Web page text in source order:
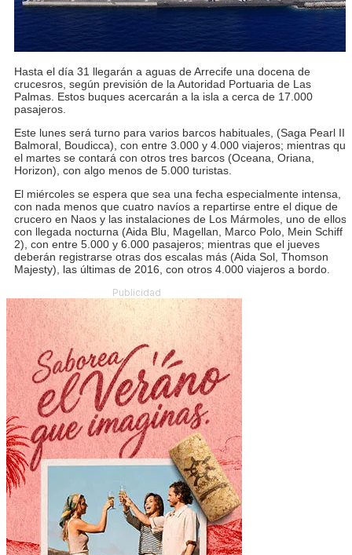
Hasta el día 31 llegarán a aguas de Arrecife una docena de
crucesros, según previsión de la Autoridad Portuaria de Las
Palmas. Estos buques acercarán a la isla a cerca de 17.000
pasajeros.
Este lunes será turno para varios barcos habituales, (Saga Pearl II,
Balmoral, Boudicca), con entre 3.000 y 4.000 viajeros; mientras que
el martes se contará con otros tres barcos (Oceana, Oriana,
Horizon), con algo menos de 5.000 turistas.
El miércoles se espera que sea una fecha especialmente intensa,
con nada menos que cuatro navíos a repartirse entre el dique de
crucero en Naos y las instalaciones de Los Mármoles, uno de ellos
con llegada nocturna (Aida Blu, Magellan, Marco Polo, Mein Schiff
2), con entre 5.000 y 6.000 pasajeros; mientras que el jueves
deberán registrarse otras dos escalas más (Aida Sol, Thomson
Majesty), las últimas de 2016, con otros 4.000 viajeros a bordo.
Publicidad